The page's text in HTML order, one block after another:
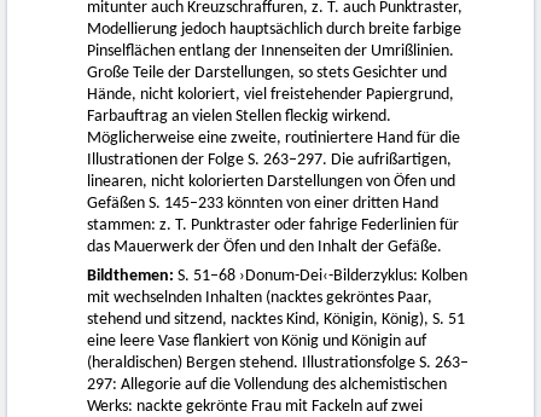
mitunter auch Kreuzschraffuren, z. T. auch Punktraster,
Modellierung jedoch hauptsächlich durch breite farbige
Pinselflächen entlang der Innenseiten der Umrißlinien.
Große Teile der Darstellungen, so stets Gesichter und
Hände, nicht koloriert, viel freistehender Papiergrund,
Farbauftrag an vielen Stellen fleckig wirkend.
Möglicherweise eine zweite, routiniertere Hand für die
Illustrationen der Folge S. 263–297. Die aufrißartigen,
linearen, nicht kolorierten Darstellungen von Öfen und
Gefäßen S. 145–233 könnten von einer dritten Hand
stammen: z. T. Punktraster oder fahrige Federlinien für
das Mauerwerk der Öfen und den Inhalt der Gefäße.
Bildthemen: S. 51–68 ›Donum-Dei‹-Bilderzyklus: Kolben
mit wechselnden Inhalten (nacktes gekröntes Paar,
stehend und sitzend, nacktes Kind, Königin, König), S. 51
eine leere Vase flankiert von König und Königin auf
(heraldischen) Bergen stehend. Illustrationsfolge S. 263–
297: Allegorie auf die Vollendung des alchemistischen
Werks: nackte gekrönte Frau mit Fackeln auf zwei